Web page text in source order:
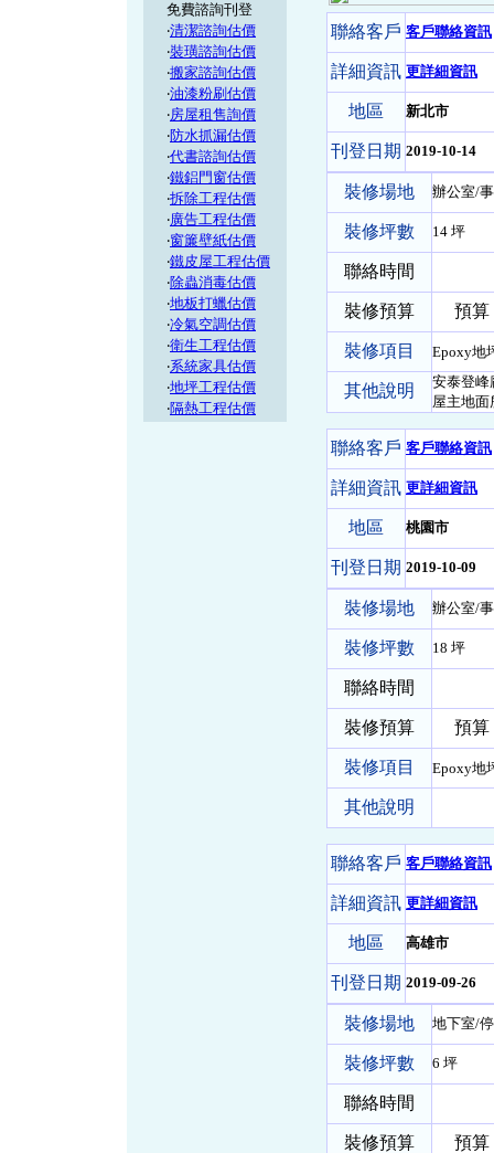
免費諮詢刊登
‧清潔諮詢估價
‧裝璜諮詢估價
‧搬家諮詢估價
‧油漆粉刷估價
‧房屋租售詢價
‧防水抓漏估價
‧代書諮詢估價
‧鐵鋁門窗估價
‧拆除工程估價
‧廣告工程估價
‧窗簾壁紙估價
‧鐵皮屋工程估價
‧除蟲消毒估價
‧地板打蠟估價
‧冷氣空調估價
‧衛生工程估價
‧系統家具估價
‧地坪工程估價
‧隔熱工程估價
聯絡客戶 客戶聯絡資訊
詳細資訊 更詳細資訊
地區 新北市
刊登日期 2019-10-14
裝修場地 辦公室/
裝修坪數 14 坪
聯絡時間
裝修預算 預算
裝修項目 Epoxy地
其他說明
安泰登峰
屋主地面
聯絡客戶 客戶聯絡資訊
詳細資訊 更詳細資訊
地區 桃園市
刊登日期 2019-10-09
裝修場地 辦公室/
裝修坪數 18 坪
聯絡時間
裝修預算 預算
裝修項目 Epoxy地
其他說明
聯絡客戶 客戶聯絡資訊
詳細資訊 更詳細資訊
地區 高雄市
刊登日期 2019-09-26
裝修場地 地下室/
裝修坪數 6 坪
聯絡時間
裝修預算 預算